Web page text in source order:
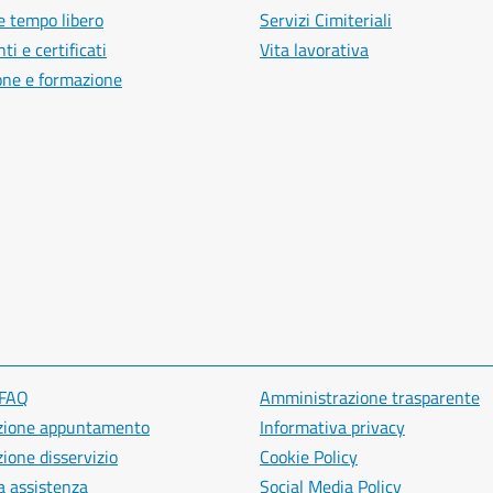
tempo libero
e certificati
e formazione
Servizi Cimiteriali
Vita lavorativa
appuntamento
disservizio
assistenza
Amministrazione trasparente
Informativa privacy
Cookie Policy
Social Media Policy